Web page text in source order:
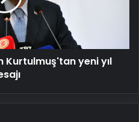
Kurtulmuş'tan yeni yıl